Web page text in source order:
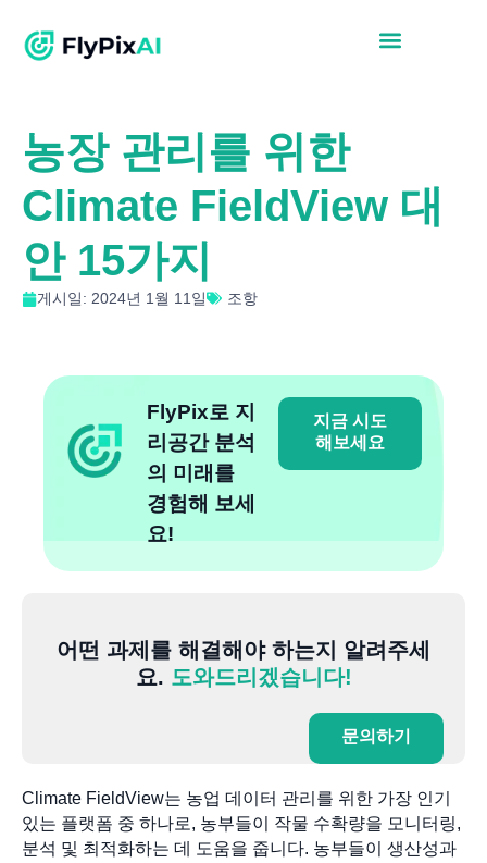
농장 관리를 위한
Climate FieldView 대
안 15가지
게시일: 2024년 1월 11일 조항
FlyPix로 지
리공간 분석
의 미래를
경험해 보세
요!
지금 시도
해보세요
어떤 과제를 해결해야 하는지 알려주세
요. 도와드리겠습니다!
문의하기
Climate FieldView는 농업 데이터 관리를 위한 가장 인기
있는 플랫폼 중 하나로, 농부들이 작물 수확량을 모니터링,
분석 및 최적화하는 데 도움을 줍니다. 농부들이 생산성과